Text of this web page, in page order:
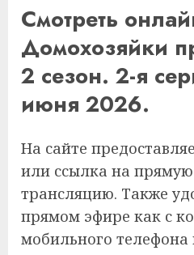
Смотреть
Домохозяйки
2 сезон. 2-я
июня 2026.
На сайте
или ссылка на
трансляцию. Также
прямом эфире как с
мобильного телефона